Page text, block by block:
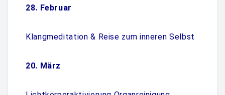
Newsletter
28. Februar
Klangmeditation & Reise zum inneren Selbst
20. März